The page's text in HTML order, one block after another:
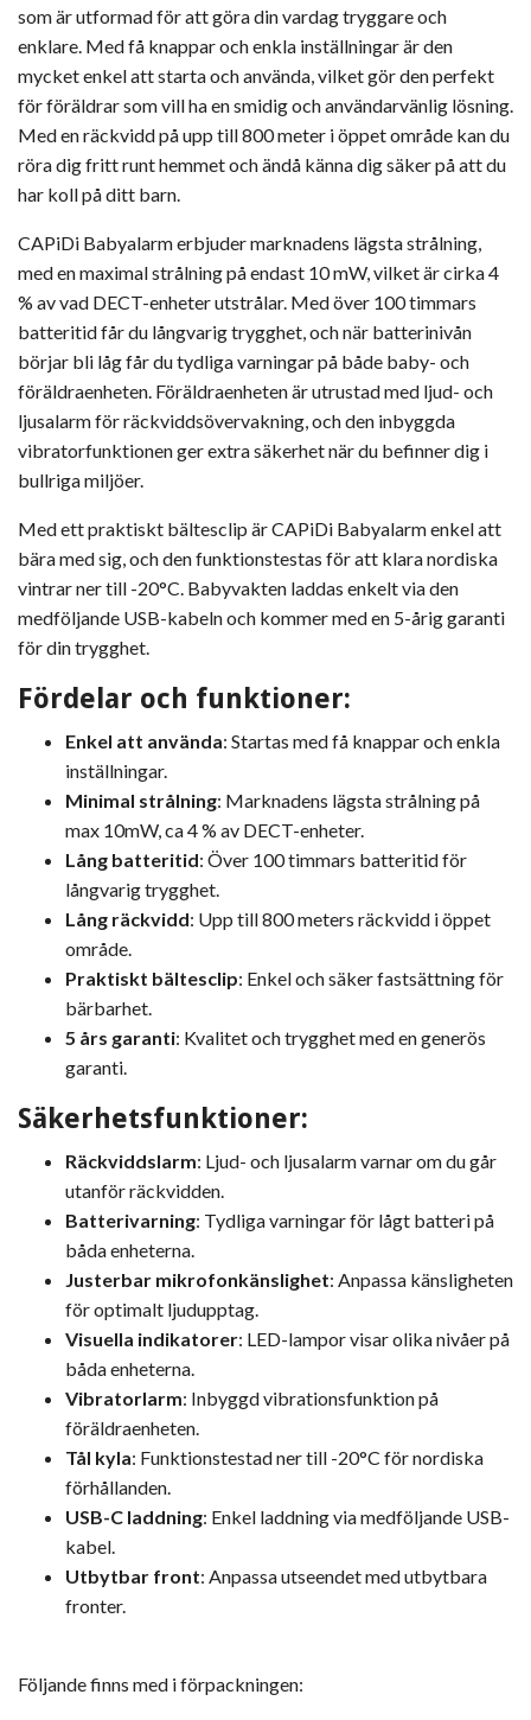
som är utformad för att göra din vardag tryggare och
enklare. Med få knappar och enkla inställningar är den
mycket enkel att starta och använda, vilket gör den perfekt
för föräldrar som vill ha en smidig och användarvänlig lösning.
Med en räckvidd på upp till 800 meter i öppet område kan du
röra dig fritt runt hemmet och ändå känna dig säker på att du
har koll på ditt barn.
CAPiDi Babyalarm erbjuder marknadens lägsta strålning,
med en maximal strålning på endast 10 mW, vilket är cirka 4
% av vad DECT-enheter utstrålar. Med över 100 timmars
batteritid får du långvarig trygghet, och när batterinivån
börjar bli låg får du tydliga varningar på både baby- och
föräldraenheten. Föräldraenheten är utrustad med ljud- och
ljusalarm för räckviddsövervakning, och den inbyggda
vibratorfunktionen ger extra säkerhet när du befinner dig i
bullriga miljöer.
Med ett praktiskt bältesclip är CAPiDi Babyalarm enkel att
bära med sig, och den funktionstestas för att klara nordiska
vintrar ner till -20°C. Babyvakten laddas enkelt via den
medföljande USB-kabeln och kommer med en 5-årig garanti
för din trygghet.
Fördelar och funktioner:
Enkel att använda: Startas med få knappar och enkla
inställningar.
Minimal strålning: Marknadens lägsta strålning på
max 10mW, ca 4 % av DECT-enheter.
Lång batteritid: Över 100 timmars batteritid för
långvarig trygghet.
Lång räckvidd: Upp till 800 meters räckvidd i öppet
område.
Praktiskt bältesclip: Enkel och säker fastsättning för
bärbarhet.
5 års garanti: Kvalitet och trygghet med en generös
garanti.
Säkerhetsfunktioner:
Räckviddslarm: Ljud- och ljusalarm varnar om du går
utanför räckvidden.
Batterivarning: Tydliga varningar för lågt batteri på
båda enheterna.
Justerbar mikrofonkänslighet: Anpassa känsligheten
för optimalt ljudupptag.
Visuella indikatorer: LED-lampor visar olika nivåer på
båda enheterna.
Vibratorlarm: Inbyggd vibrationsfunktion på
föräldraenheten.
Tål kyla: Funktionstestad ner till -20°C för nordiska
förhållanden.
USB-C laddning: Enkel laddning via medföljande USB-
kabel.
Utbytbar front: Anpassa utseendet med utbytbara
fronter.
Följande finns med i förpackningen: